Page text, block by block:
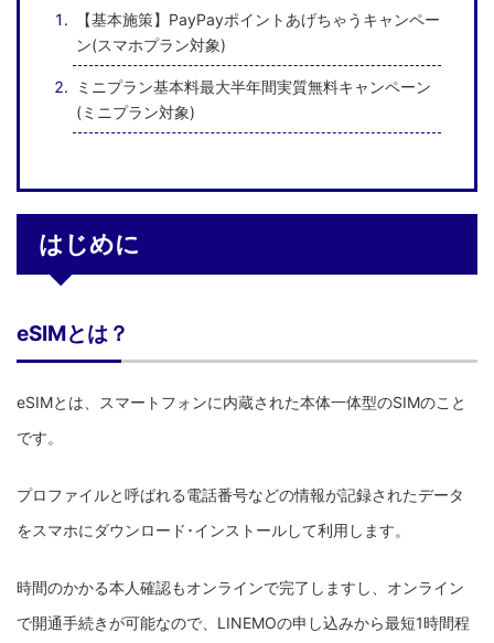
【基本施策】PayPayポイントあげちゃうキャンペー
ン(スマホプラン対象)
ミニプラン基本料最大半年間実質無料キャンペーン
(ミニプラン対象)
はじめに
eSIMとは？
eSIMとは、スマートフォンに内蔵された本体一体型のSIMのこと
です。
プロファイルと呼ばれる電話番号などの情報が記録されたデータ
をスマホにダウンロード･インストールして利用します。
時間のかかる本人確認もオンラインで完了しますし、オンライン
で開通手続きが可能なので、LINEMOの申し込みから最短1時間程